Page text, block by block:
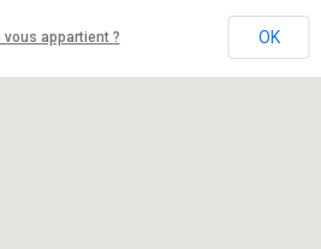
vous appartient ? OK